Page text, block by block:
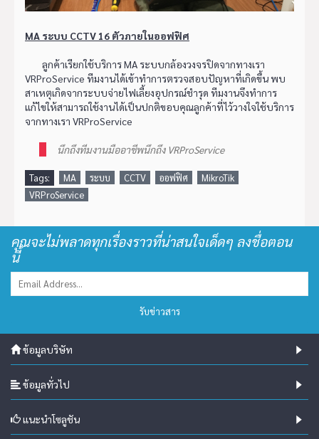
MA ระบบ CCTV 16 ตัวภายในออฟฟิศ
ลูกค้าเรียกใช้บริการ MA ระบบกล้องวงจรปิดจากทางเรา
VRProService ทีมงานได้เข้าทำการตรวจสอบปัญหาที่เกิดขึ้น พบ
สาเหตุเกิดจากระบบจ่ายไฟเลี้ยงอุปกรณ์ชำรุด ทีมงานจึงทำการ
แก้ไขให้สามารถใช้งานได้เป็นปกติขอบคุณลูกค้าที่ไว้วางใจใช้บริการ
จากทางเรา VRProService
นึกถึงทีมงานมืออาชีพนึกถึง VRProService
Tags: MA ระบบ CCTV ออฟฟิศ
MikroTik
VRProService
คุณจะไม่พลาดทุกเรื่องราวที่น่าสนใจเด็ดๆ ลงชื่อตอน
นี้
รับข่าวสาร
ข้อมูลบริษัท
ข้อมูลทั่วไป
แนะนำโซลูชัน